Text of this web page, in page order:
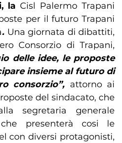
la Cisl Palermo Trapani
per il futuro Trapani
. Una giornata di dibattiti,
Consorzio di Trapani,
delle idee, le proposte
insieme al futuro di
consorzio”, attorno ai
del sindacato, che
segretaria generale
presenterà cosi le
con diversi protagonisti,